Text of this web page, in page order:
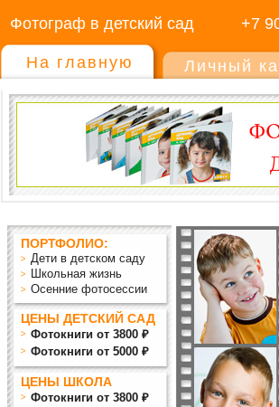
Фотограф в детский сад +7
На главную Личный
ПОРТФОЛИО:
Дети в детском саду
Школьная жизнь
Осенние фотосессии
ЦЕНЫ ДЕТСКИЙ САД
Фотокниги от 3800 ₽
Фотокниги от 5000 ₽
ЦЕНЫ ШКОЛА
Фотокниги от 3800 ₽